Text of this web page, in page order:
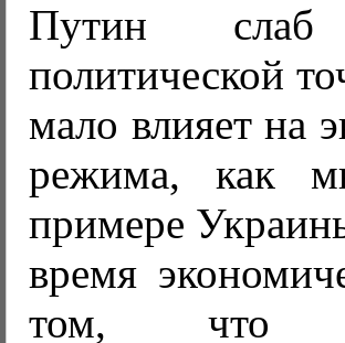
Путин слаб
политической
мало влияет на
режима, как
примере
время
том, что